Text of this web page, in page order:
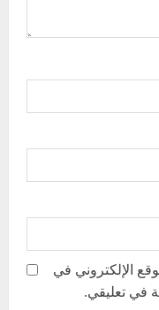
الإلكتروني في
في تعليقي.